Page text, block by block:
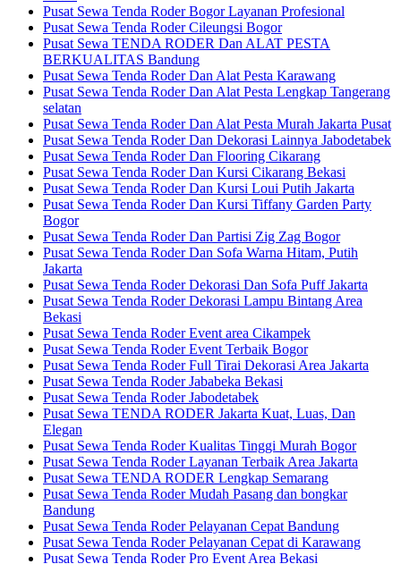
Pusat Sewa Tenda Roder Bogor Layanan Profesional
Pusat Sewa Tenda Roder Cileungsi Bogor
Pusat Sewa TENDA RODER Dan ALAT PESTA
BERKUALITAS Bandung
Pusat Sewa Tenda Roder Dan Alat Pesta Karawang
Pusat Sewa Tenda Roder Dan Alat Pesta Lengkap Tangerang
selatan
Pusat Sewa Tenda Roder Dan Alat Pesta Murah Jakarta Pusat
Pusat Sewa Tenda Roder Dan Dekorasi Lainnya Jabodetabek
Pusat Sewa Tenda Roder Dan Flooring Cikarang
Pusat Sewa Tenda Roder Dan Kursi Cikarang Bekasi
Pusat Sewa Tenda Roder Dan Kursi Loui Putih Jakarta
Pusat Sewa Tenda Roder Dan Kursi Tiffany Garden Party
Bogor
Pusat Sewa Tenda Roder Dan Partisi Zig Zag Bogor
Pusat Sewa Tenda Roder Dan Sofa Warna Hitam, Putih
Jakarta
Pusat Sewa Tenda Roder Dekorasi Dan Sofa Puff Jakarta
Pusat Sewa Tenda Roder Dekorasi Lampu Bintang Area
Bekasi
Pusat Sewa Tenda Roder Event area Cikampek
Pusat Sewa Tenda Roder Event Terbaik Bogor
Pusat Sewa Tenda Roder Full Tirai Dekorasi Area Jakarta
Pusat Sewa Tenda Roder Jababeka Bekasi
Pusat Sewa Tenda Roder Jabodetabek
Pusat Sewa TENDA RODER Jakarta Kuat, Luas, Dan
Elegan
Pusat Sewa Tenda Roder Kualitas Tinggi Murah Bogor
Pusat Sewa Tenda Roder Layanan Terbaik Area Jakarta
Pusat Sewa TENDA RODER Lengkap Semarang
Pusat Sewa Tenda Roder Mudah Pasang dan bongkar
Bandung
Pusat Sewa Tenda Roder Pelayanan Cepat Bandung
Pusat Sewa Tenda Roder Pelayanan Cepat di Karawang
Pusat Sewa Tenda Roder Pro Event Area Bekasi